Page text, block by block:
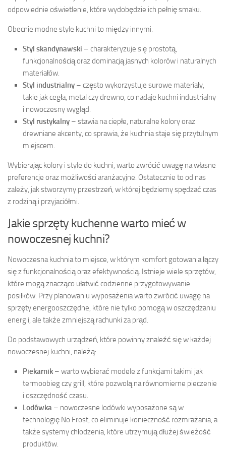
odpowiednie oświetlenie, które wydobędzie ich pełnię smaku.
Obecnie modne style kuchni to między innymi:
Styl skandynawski – charakteryzuje się prostotą,
funkcjonalnością oraz dominacją jasnych kolorów i naturalnych
materiałów.
Styl industrialny – często wykorzystuje surowe materiały,
takie jak cegła, metal czy drewno, co nadaje kuchni industrialny
i nowoczesny wygląd.
Styl rustykalny – stawia na ciepłe, naturalne kolory oraz
drewniane akcenty, co sprawia, że kuchnia staje się przytulnym
miejscem.
Wybierając kolory i style do kuchni, warto zwrócić uwagę na własne
preferencje oraz możliwości aranżacyjne. Ostatecznie to od nas
zależy, jak stworzymy przestrzeń, w której będziemy spędzać czas
z rodziną i przyjaciółmi.
Jakie sprzęty kuchenne warto mieć w
nowoczesnej kuchni?
Nowoczesna kuchnia to miejsce, w którym komfort gotowania łączy
się z funkcjonalnością oraz efektywnością. Istnieje wiele sprzętów,
które mogą znacząco ułatwić codzienne przygotowywanie
posiłków. Przy planowaniu wyposażenia warto zwrócić uwagę na
sprzęty energooszczędne, które nie tylko pomogą w oszczędzaniu
energii, ale także zmniejszą rachunki za prąd.
Do podstawowych urządzeń, które powinny znaleźć się w każdej
nowoczesnej kuchni, należą:
Piekarnik – warto wybierać modele z funkcjami takimi jak
termoobieg czy grill, które pozwolą na równomierne pieczenie
i oszczędność czasu.
Lodówka – nowoczesne lodówki wyposażone są w
technologię No Frost, co eliminuje konieczność rozmrażania, a
także systemy chłodzenia, które utrzymują dłużej świeżość
produktów.